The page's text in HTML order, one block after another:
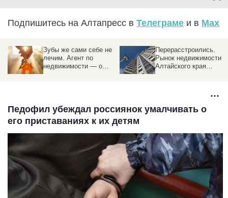
Подпишитесь на Алтапресс в Телеграме и в Max
Зубы же сами себе не
лечим. Агент по
недвижимости — о
Перерасстроились.
Рынок недвижимости
Алтайского края
Педофил убеждал россиянок умалчивать о
его приставаниях к их детям